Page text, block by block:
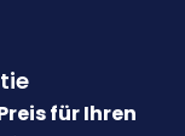
für Ihren